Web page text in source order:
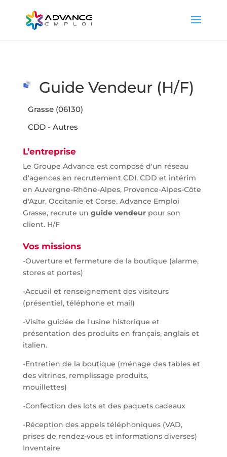
Guide Vendeur (H/F)
Grasse (06130)
CDD - Autres
L’entreprise
Le Groupe Advance est composé d'un réseau
d'agences en recrutement CDI, CDD et intérim
en Auvergne-Rhône-Alpes, Provence-Alpes-Côte
d'Azur, Occitanie et Corse. Advance Emploi
Grasse, recrute un guide vendeurpour son
client. H/F
Vos missions
-Ouverture et fermeture de la boutique (alarme,
stores et portes)
-Accueil et renseignement des visiteurs
(présentiel, téléphone et mail)
-Visite guidée de l'usine historique et
présentation des produits en français, anglais et
italien.
-Entretien de la boutique (ménage des tables et
des vitrines, remplissage produits,
mouillettes)
-Confection des lots et des paquets cadeaux
-Réception des appels téléphoniques (VAD,
prises de rendez-vous et informations diverses)
Inventaire